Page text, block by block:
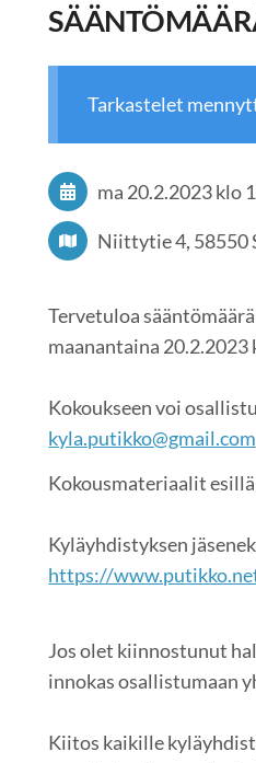
Tarkastelet
ma 20.2.2023klo
Niittytie 4, 58550
Tervetuloa
maanantaina
Kokoukseen voi
kyla.putikko@gmail.com
Kokousmateriaalit
Kyläyhdistyksen
https://
Jos olet kiinnostunut
innokas osallistumaan
Kiitos kaikille